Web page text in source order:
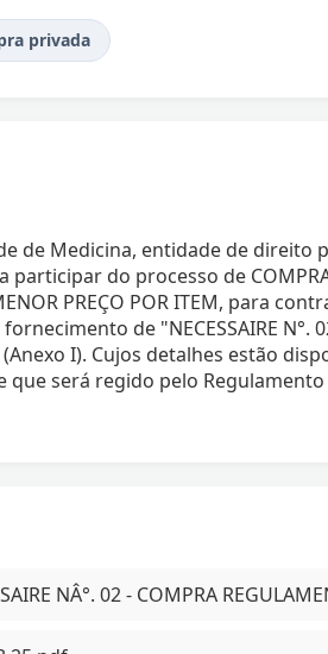
privada
de Medicina, entidade de direito
participar do processo de COMPRA
PREÇO POR ITEM, para
de "NECESSAIRE
I). Cujos detalhes estão
que será regido pelo
NÂ°. 02 - COMPRA